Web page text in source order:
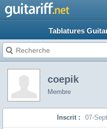
Tablatures
coepik
Membre
Inscrit : 07-